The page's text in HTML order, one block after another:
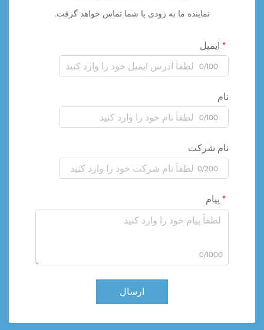
نماینده ما به زودی با شما تماس خواهد گرفت.
ایمیل
0/100
نام
0/100
نام شرکت
0/200
پیام
0/1000
ارسال